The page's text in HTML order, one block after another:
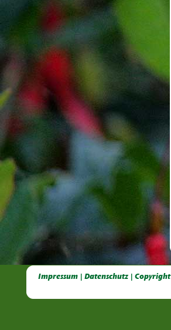
Impressum | Datenschutz | Copyright